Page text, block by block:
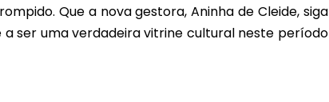
Que a nova gestora, Aninha de Cleide, siga
ser uma verdadeira vitrine cultural neste período